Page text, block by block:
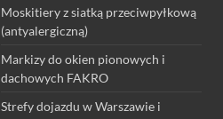
Moskitiery z siatką przeciwpyłkową
(antyalergiczną)
Markizy do okien pionowych i
dachowych FAKRO
Strefy dojazdu w Warszawie i